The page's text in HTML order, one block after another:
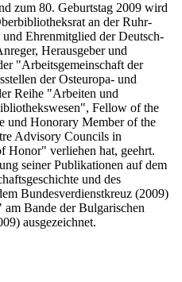
zum 80. Geburtstag 2009 wird
an der Ruhr-
Ehrenmitglied der Deutsch-
Herausgeber und
"Arbeitsgemeinschaft der
der Osteuropa- und
Reihe "Arbeiten und
Fellow of the
und Honorary Member of the
Advisory Councils in
Honor" verliehen hat, geehrt.
seiner Publikationen auf dem
und des
Bundesverdienstkreuz (2009)
Bande der Bulgarischen
ausgezeichnet.